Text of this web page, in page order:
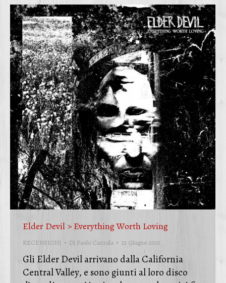
Elder Devil > Everything Worth Loving
RECENSIONI Di Paolo Cazzola 23 Giugno 2023
Gli Elder Devil arrivano dalla California
Central Valley, e sono giunti al loro disco